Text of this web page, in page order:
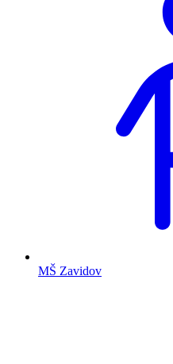
MŠ Zavidov